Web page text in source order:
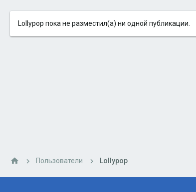
Lollypop пока не разместил(а) ни одной публикации.
Пользователи Lollypop